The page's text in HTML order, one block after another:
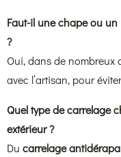
Faut-il une chape ou
?
Oui, dans de nombreux
avec l’artisan, pour
Quel type de carrelage
extérieur ?
Du carrelage